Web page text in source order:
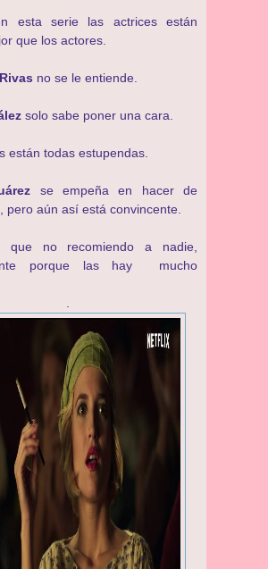
esta serie las actrices están
que los actores.
no se le entiende.
solo sabe poner una cara.
están todas estupendas.
se empeña en hacer de
pero aún así está convincente.
que no recomiendo a nadie,
porque las hay mucho